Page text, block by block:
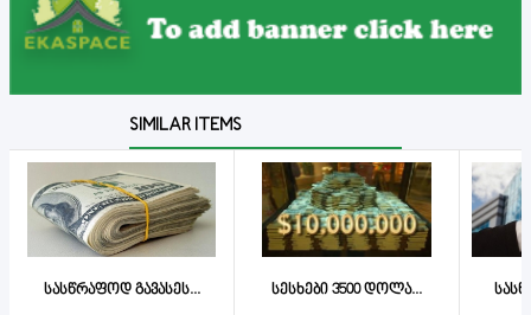
SIMILAR ITEMS
სასწრაფოდ გავასეს... სესხები 3500 დოლა...